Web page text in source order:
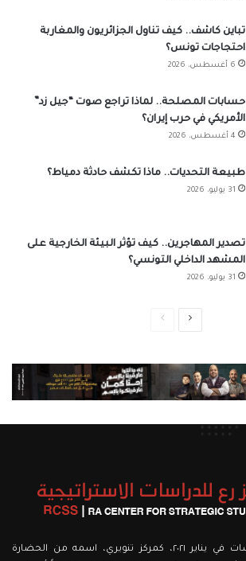
تباين كاشف.. كيف تناول الجزائريون والمغاربة
احتجاجات تونس؟
6 أغسطس، 2026
حسابات المصلحة.. لماذا تراجع صوت “جيل زد”
الأمريكي في حرب إيران؟
4 أغسطس، 2026
طبيعة التحديات.. ماذا تكشف حادثة دمياط؟
31 يوليو، 2026
تصدير المهاجرين.. كيف تؤثر البيئة الخارجية على
المشهد الداخلي التونسي؟
31 يوليو، 2026
الصفحةالصفحة
تأسس مركز رع للدراسات في يناير ٢٠٢١، كمركز تنويري، اسمه من الحضارة